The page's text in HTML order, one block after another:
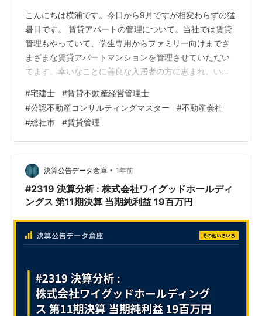
こんにちは横浦です。今日から9月ですが相変わらずの猛
暑日です。 賃貸アパートの管理について。当社では賃貸
管理もやっていて、学生専用からファミリー向けまでさ
まざまな賃貸アパートマンションを管理させていただい
てます。幸いなことに善良な入居者の方に恵まれ、いわ
れでもたまにご指摘いただき注意喚起することがありま
す。 ゴミの出し方については、市の回収か否かで分別方
法や回収曜日などが変わってきます。とはいえ、燃える
ゴミと燃えないゴミを分別して捨てていただくのは当た
り前の一般常識だと思いますので、そのルールは順守し
ていただかないといけません。これは国籍に関係…
#宅建士 #賃貸不動産経営管理士
#公認不動産コンサルティングマスター #不動産会社
#総社市 #賃貸管理
決算公告データ倉庫 • 1年前
#2319 決算分析 : 株式会社ワイグッドホールディ
ングス 第11期決算 当期純利益 19百万円